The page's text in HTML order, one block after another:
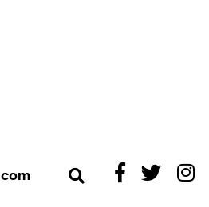
Apri ricerca
ExibartExibart